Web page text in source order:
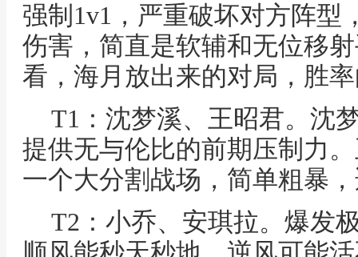
强制1v1，严重破坏对方阵型
伤害，简直是软辅和无位移
看，海月放出来的对局，胜
T1：沈梦溪、王昭君。沈
提供无与伦比的前期压制力
一个大分割战场，简单粗暴
T2：小乔、安琪拉。爆发